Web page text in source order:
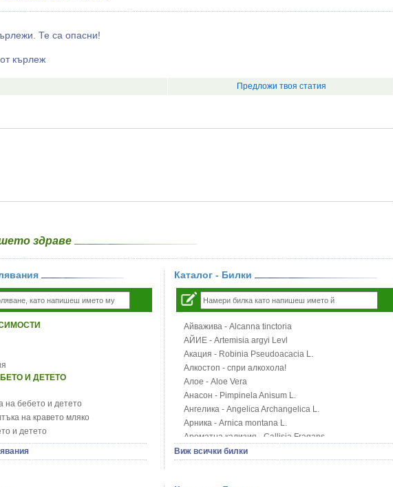
Те са опасни!
кърлеж
Предложи твоя статия
здраве
И ДЕТЕТО
на бебето и детето
на кравето мляко
и детето
и детето
Каталог - Билки
Айважива - Alcanna tinctoria
АЙИЕ - Artemisia argyi Levl
Акация - Robinia Pseudoacacia L.
Алкостоп - спри алкохола!
Алое - Aloe Vera
Анасон - Pimpinela Anisum L.
Ангелика - Angelica Archangelica L.
Арника - Arnica montana L.
Ароматна кализия - Callisia Fragans
Арония - Sorbus melanocorpa
Виж всички билки